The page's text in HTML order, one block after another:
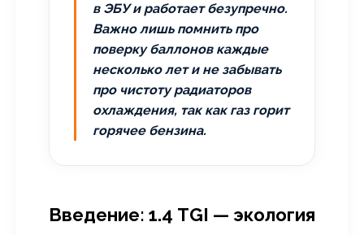
в ЭБУ и работает безупречно.
Важно лишь помнить про
поверку баллонов каждые
несколько лет и не забывать
про чистоту радиаторов
охлаждения, так как газ горит
горячее бензина.
Введение: 1.4 TGI — экология